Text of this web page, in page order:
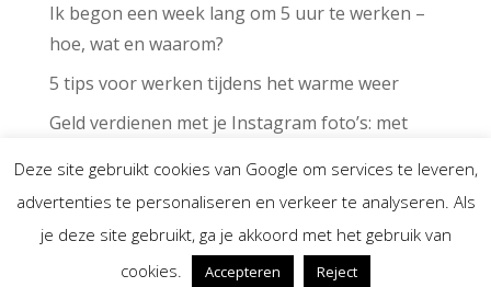
Ik begon een week lang om 5 uur te werken –
hoe, wat en waarom?
5 tips voor werken tijdens het warme weer
Geld verdienen met je Instagram foto’s: met
Marlot Bastiaenen | KVK 72622814
Deze site gebruikt cookies van Google om services te leveren,
advertenties te personaliseren en verkeer te analyseren. Als
je deze site gebruikt, ga je akkoord met het gebruik van
cookies.
Accepteren Reject